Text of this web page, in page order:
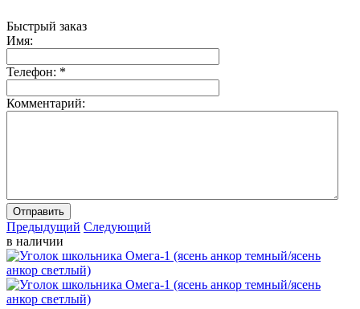
Быстрый заказ
Имя:
Телефон: *
Комментарий:
Отправить
Предыдущий Следующий
в наличии